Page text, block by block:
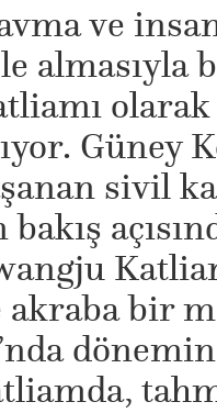
ve
Güney
sivil
bakış
bir